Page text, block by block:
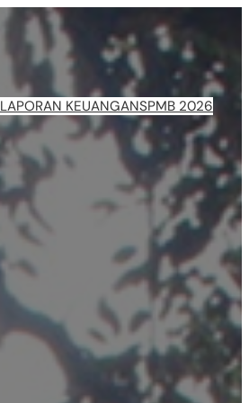
LAPORAN KEUANGANSPMB 2026